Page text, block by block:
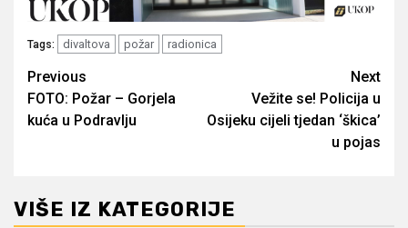
Tags: divaltova požar radionica
Post
navigation
Previous
FOTO: Požar – Gorjela
kuća u Podravlju
Next
Vežite se! Policija u
Osijeku cijeli tjedan ‘škica’
u pojas
VIŠE IZ KATEGORIJE